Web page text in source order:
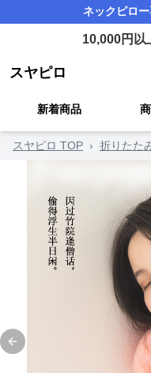
ネックピロー
10,000円以
スヤピロ
新着商品
スヤピロ TOP › 折りたた
Previous slide